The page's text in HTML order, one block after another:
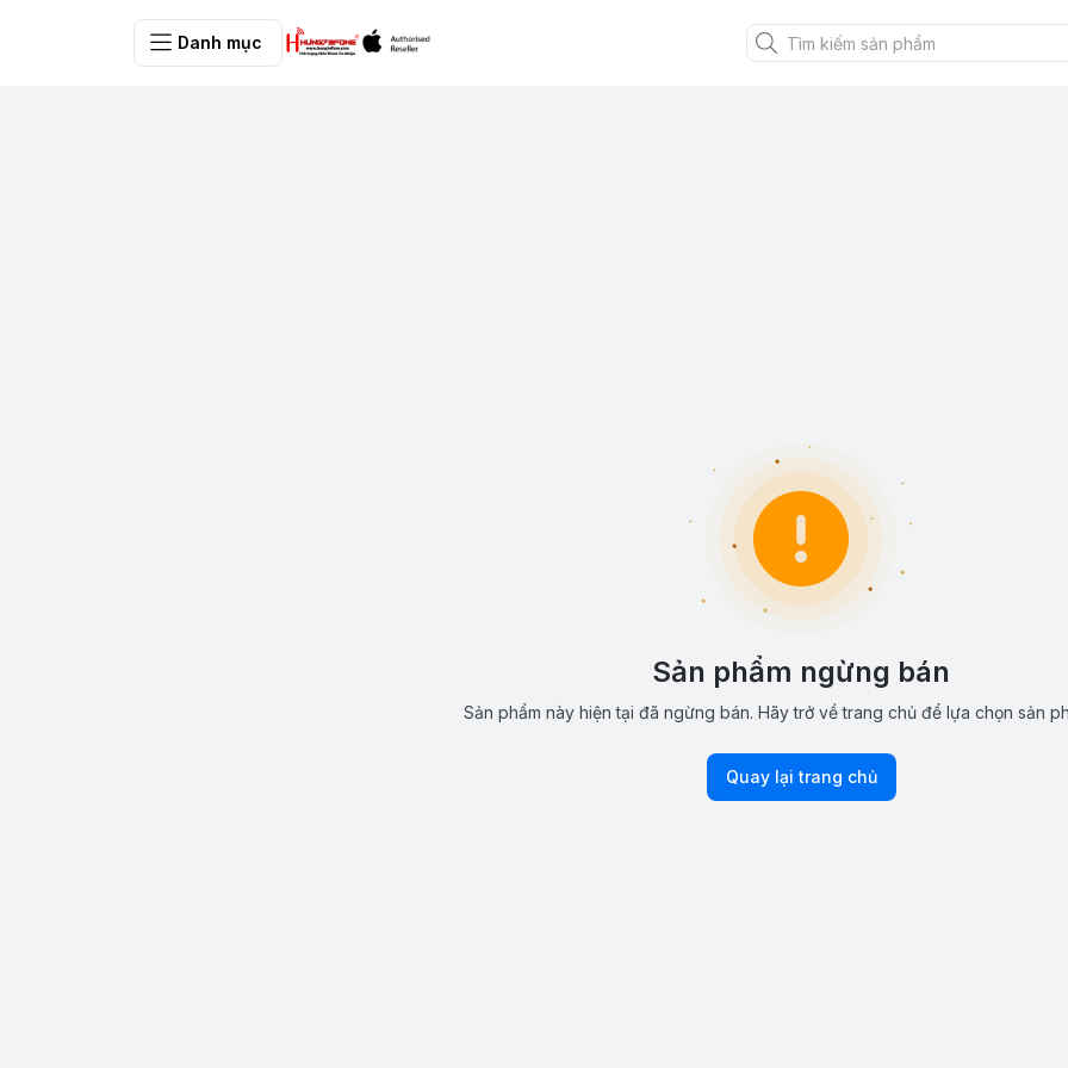
Danh mục
Sản phẩm ngừng bán
Sản phẩm này hiện tại đã ngừng bán. Hãy trở về trang chủ để lựa chọn sản
Quay lại trang chủ